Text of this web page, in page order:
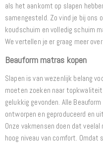
als het aankomt op slapen
samengesteld. Zo vind je bij ons
koudschuim en volledig schuim
We vertellen je er graag meer over.
Beauform matras kopen
Slapen is van wezenlijk belang
moeten zoeken naar
gelukkig gevonden. Alle
ontworpen en geproduceerd en
Onze vakmensen doen dat
hoog niveau van comfort. Omdat